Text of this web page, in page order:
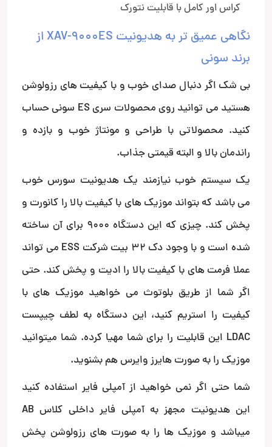
کراس اور کامل با قابلیت نتورک
نگاهی عمیق تر به هدیونیت XAV-9000ES از
برند سونی
بی شک اگر دنبال صدای خوب و با کیفیت های رزولوشن
هستید می توانید روی محصولات سری ES سونی حساب
کنید. محصولاتی با طراحی و مونتاژ خوب و بازده و
راندمان بالا و البته قیمتی جذاب.
یک سیستم خوب نیازمند یک هدیونیت سورس خوب
می باشد که بتواند موزیک های با کیفیت بالا را کانورت و
پخش کند. چیزی که این دستگاه 9000 برای آن ساخته
شده است و با وجود دک 32 بیت شرکت ESS می تواند
عملا فرمت های با کیفیت بالا را ادیت و پخش کند. حتی
اگر شما از طریق بلوتوث می خواهید موزیک های با
کیفیت را استریم کنید، این دستگاه به لطف چیپست
LDAC این قابلیت را برای شما مهیا کرده. شما میتوانید
موزیک را به صورت هایرز وایرس هم بشنوید.
شما حتی اگر نمی خواهید از آمپلی فایر استفاده کنید
این هدیونیت مجهز به آمپلی فایر داخلی کلاس AB
میباشد و موزیک ها را به صورت های رزولوشن پخش